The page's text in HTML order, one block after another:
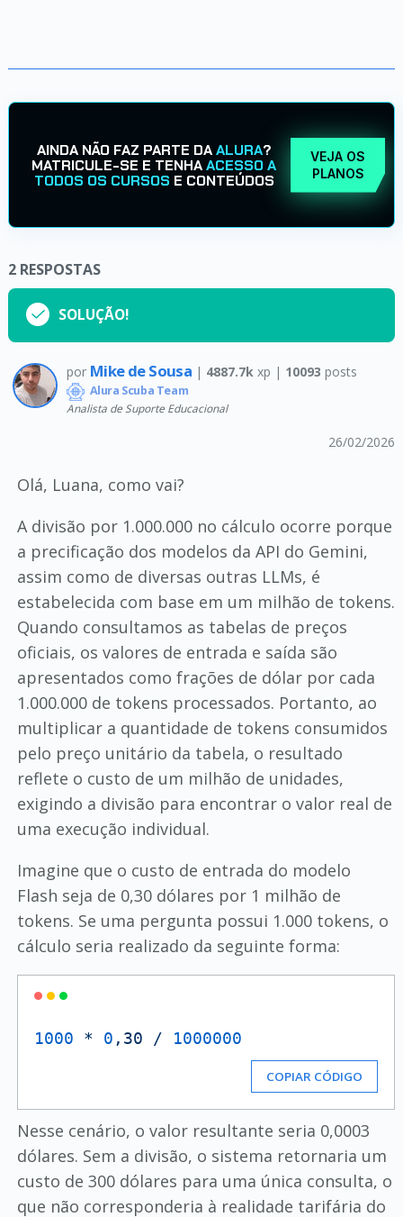
AINDA NÃO FAZ PARTE DAALURA?
MATRICULE-SE E TENHAACESSO A
TODOS OS CURSOS E CONTEÚDOS
VEJA OS
PLANOS
2 RESPOSTAS
SOLUÇÃO!
por Mike de Sousa | 4887.7kxp | 10093 posts
Alura Scuba Team
Analista de Suporte Educacional
26/02/2026
Olá, Luana, como vai?
A divisão por 1.000.000 no cálculo ocorre porque
a precificação dos modelos da API do Gemini,
assim como de diversas outras LLMs, é
estabelecida com base em um milhão de tokens.
Quando consultamos as tabelas de preços
oficiais, os valores de entrada e saída são
apresentados como frações de dólar por cada
1.000.000 de tokens processados. Portanto, ao
multiplicar a quantidade de tokens consumidos
pelo preço unitário da tabela, o resultado
reflete o custo de um milhão de unidades,
exigindo a divisão para encontrar o valor real de
uma execução individual.
Imagine que o custo de entrada do modelo
Flash seja de 0,30 dólares por 1 milhão de
tokens. Se uma pergunta possui 1.000 tokens, o
cálculo seria realizado da seguinte forma:
1000 * 0 ,30 / 1000000
COPIAR CÓDIGO
Nesse cenário, o valor resultante seria 0,0003
dólares. Sem a divisão, o sistema retornaria um
custo de 300 dólares para uma única consulta, o
que não corresponderia à realidade tarifária do